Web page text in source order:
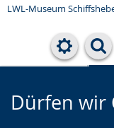
LWL-Museum
Dürfen wir